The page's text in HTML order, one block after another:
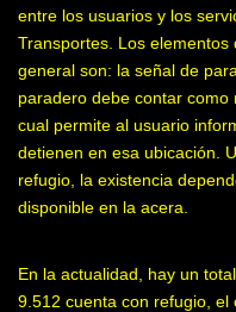
entre los usuarios y los
Transportes. Los
general son: la señal de
paradero debe contar
cual permite al usuario
detienen en esa ubicación.
refugio, la existencia
disponible en la acera.
En la actualidad, hay un
9.512 cuenta con refugio,